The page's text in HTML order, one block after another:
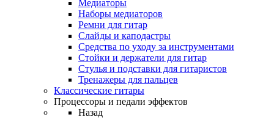
Медиаторы
Наборы медиаторов
Ремни для гитар
Слайды и каподастры
Средства по уходу за инструментами
Стойки и держатели для гитар
Стулья и подставки для гитаристов
Тренажеры для пальцев
Классические гитары
Процессоры и педали эффектов
Назад